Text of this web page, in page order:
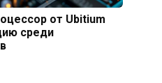
от Ubitium
среди